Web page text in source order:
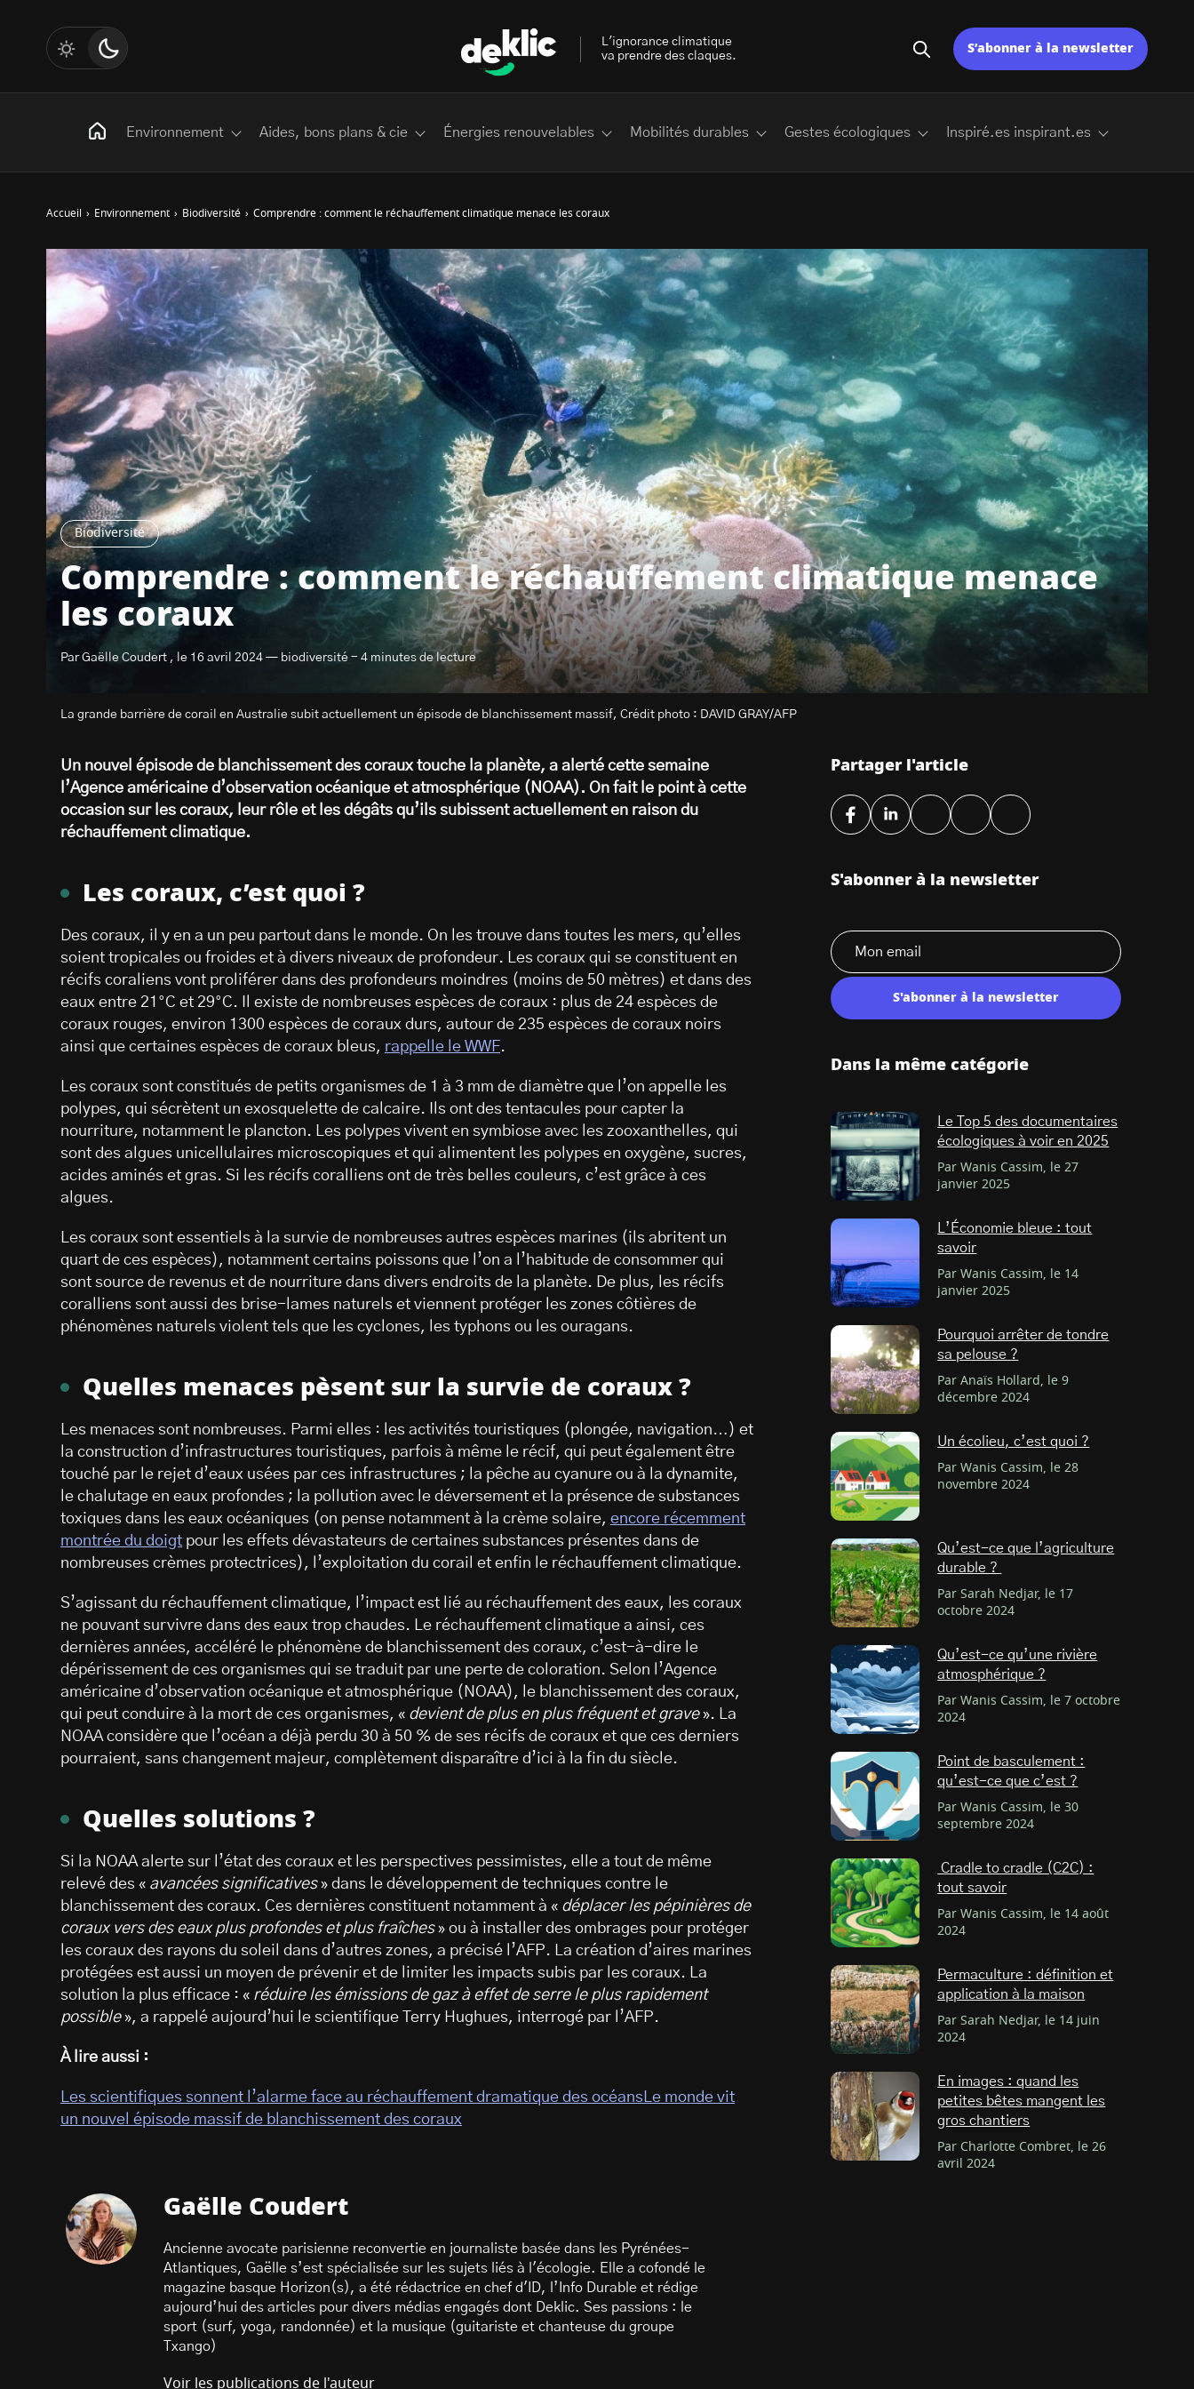
Biodiversité
Comprendre : comment le réchauffement climatique menace
les coraux
Par Gaëlle Coudert , le 16 avril 2024 — biodiversité - 4 minutes de lecture
La grande barrière de corail en Australie subit actuellement un épisode de blanchissement massif, Crédit photo : DAVID GRAY/AFP
Accueil › Environnement › Biodiversité › Comprendre : comment le réchauffement climatique menace les coraux
Un nouvel épisode de blanchissement des coraux touche la planète, a alerté cette semaine
l’Agence américaine d’observation océanique et atmosphérique (NOAA). On fait le point à cette
occasion sur les coraux, leur rôle et les dégâts qu’ils subissent actuellement en raison du
réchauffement climatique.
Les coraux, c’est quoi ?
Des coraux, il y en a un peu partout dans le monde. On les trouve dans toutes les mers, qu’elles
soient tropicales ou froides et à divers niveaux de profondeur. Les coraux qui se constituent en
récifs coraliens vont proliférer dans des profondeurs moindres (moins de 50 mètres) et dans des
eaux entre 21°C et 29°C. Il existe de nombreuses espèces de coraux : plus de 24 espèces de
coraux rouges, environ 1300 espèces de coraux durs, autour de 235 espèces de coraux noirs
ainsi que certaines espèces de coraux bleus, rappelle le WWF.
Les coraux sont constitués de petits organismes de 1 à 3 mm de diamètre que l’on appelle les
polypes, qui sécrètent un exosquelette de calcaire. Ils ont des tentacules pour capter la
nourriture, notamment le plancton. Les polypes vivent en symbiose avec les zooxanthelles, qui
sont des algues unicellulaires microscopiques et qui alimentent les polypes en oxygène, sucres,
acides aminés et gras. Si les récifs coralliens ont de très belles couleurs, c’est grâce à ces
algues.
Les coraux sont essentiels à la survie de nombreuses autres espèces marines (ils abritent un
quart de ces espèces), notamment certains poissons que l’on a l’habitude de consommer qui
sont source de revenus et de nourriture dans divers endroits de la planète. De plus, les récifs
coralliens sont aussi des brise-lames naturels et viennent protéger les zones côtières de
phénomènes naturels violent tels que les cyclones, les typhons ou les ouragans.
Quelles menaces pèsent sur la survie de coraux ?
Les menaces sont nombreuses. Parmi elles : les activités touristiques (plongée, navigation…) et
la construction d’infrastructures touristiques, parfois à même le récif, qui peut également être
touché par le rejet d’eaux usées par ces infrastructures ; la pêche au cyanure ou à la dynamite,
le chalutage en eaux profondes ; la pollution avec le déversement et la présence de substances
toxiques dans les eaux océaniques (on pense notamment à la crème solaire, encore récemment
montrée du doigt pour les effets dévastateurs de certaines substances présentes dans de
nombreuses crèmes protectrices), l’exploitation du corail et enfin le réchauffement climatique.
S’agissant du réchauffement climatique, l’impact est lié au réchauffement des eaux, les coraux
ne pouvant survivre dans des eaux trop chaudes. Le réchauffement climatique a ainsi, ces
dernières années, accéléré le phénomène de blanchissement des coraux, c’est-à-dire le
dépérissement de ces organismes qui se traduit par une perte de coloration. Selon l’Agence
américaine d’observation océanique et atmosphérique (NOAA), le blanchissement des coraux,
qui peut conduire à la mort de ces organismes, « devient de plus en plus fréquent et grave». La
NOAA considère que l’océan a déjà perdu 30 à 50 % de ses récifs de coraux et que ces derniers
pourraient, sans changement majeur, complètement disparaître d’ici à la fin du siècle.
Quelles solutions ?
Si la NOAA alerte sur l’état des coraux et les perspectives pessimistes, elle a tout de même
relevé des « avancées significatives» dans le développement de techniques contre le
blanchissement des coraux. Ces dernières constituent notamment à « déplacer les pépinières de
coraux vers des eaux plus profondes et plus fraîches» ou à installer des ombrages pour protéger
les coraux des rayons du soleil dans d’autres zones, a précisé l’AFP. La création d’aires marines
protégées est aussi un moyen de prévenir et de limiter les impacts subis par les coraux. La
solution la plus efficace : « réduire les émissions de gaz à effet de serre le plus rapidement
possible», a rappelé aujourd’hui le scientifique Terry Hughues, interrogé par l’AFP.
À lire aussi :
Les scientifiques sonnent l’alarme face au réchauffement dramatique des océansLe monde vit
un nouvel épisode massif de blanchissement des coraux
Gaëlle Coudert
Ancienne avocate parisienne reconvertie en journaliste basée dans les Pyrénées-
Atlantiques, Gaëlle s’est spécialisée sur les sujets liés à l'écologie. Elle a cofondé le
magazine basque Horizon(s), a été rédactrice en chef d'ID, l’Info Durable et rédige
aujourd’hui des articles pour divers médias engagés dont Deklic. Ses passions : le
sport (surf, yoga, randonnée) et la musique (guitariste et chanteuse du groupe
Txango)
Voir les publications de l'auteur
Partager l'article
S'abonner à la newsletter
S'abonner à la newsletter
Dans la même catégorie
Le Top 5 des documentaires
écologiques à voir en 2025
Par Wanis Cassim, le 27
janvier 2025
L’Économie bleue : tout
savoir
Par Wanis Cassim, le 14
janvier 2025
Pourquoi arrêter de tondre
sa pelouse ?
Par Anaïs Hollard, le 9
décembre 2024
Un écolieu, c’est quoi ?
Par Wanis Cassim, le 28
novembre 2024
Qu’est-ce que l’agriculture
durable ?
Par Sarah Nedjar, le 17
octobre 2024
Qu’est-ce qu’une rivière
atmosphérique ?
Par Wanis Cassim, le 7 octobre
2024
Point de basculement :
qu’est-ce que c’est ?
Par Wanis Cassim, le 30
septembre 2024
Cradle to cradle (C2C) :
tout savoir
Par Wanis Cassim, le 14 août
2024
Permaculture : définition et
application à la maison
Par Sarah Nedjar, le 14 juin
2024
En images : quand les
petites bêtes mangent les
gros chantiers
Par Charlotte Combret, le 26
avril 2024
L'ignorance climatique
va prendre des claques.
S’abonner à la newsletter
Environnement Aides, bons plans & cie Énergies renouvelables Mobilités durables Gestes écologiques Inspiré.es inspirant.es
Rechercher
Les mots clés les plus recherchés sur Deklic
Transition Écologique deklic kids interview Volte-face influenceur.se